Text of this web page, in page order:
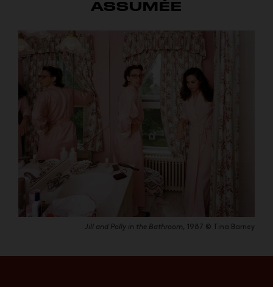
ASSUMÉE
Jill and Polly in the Bathroom , 1987 © Tina Barney